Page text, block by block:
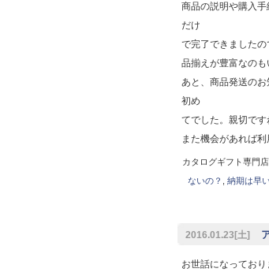
商品の説明や購入
だけ
で完了できました
品揃えが豊富なのも
あと、商品発送の
初め
てでした。親切で
また機会があれば
カタログギフト専門
ないの？
納期は早
2016.01.23[土]
お世話になっており